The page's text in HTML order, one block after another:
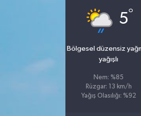
5°
Bölgesel düzensiz
yağışlı
Nem: %85
Rüzgar: 13 km/h
Yağış Olasılığı: %92